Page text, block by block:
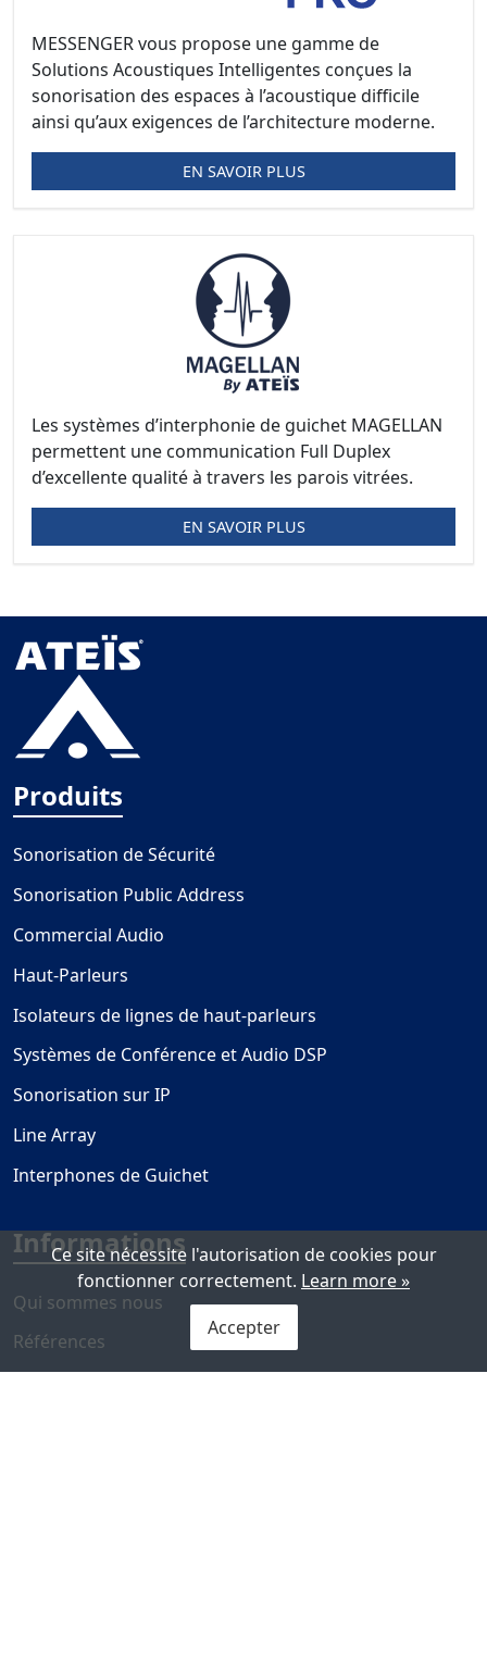
MESSENGER vous propose une gamme de
Solutions Acoustiques Intelligentes conçues la
sonorisation des espaces à l’acoustique difficile
ainsi qu’aux exigences de l’architecture moderne.
EN SAVOIR PLUS
Les systèmes d’interphonie de guichet MAGELLAN
permettent une communication Full Duplex
d’excellente qualité à travers les parois vitrées.
EN SAVOIR PLUS
Produits
Sonorisation de Sécurité
Sonorisation Public Address
Commercial Audio
Haut-Parleurs
Isolateurs de lignes de haut-parleurs
Systèmes de Conférence et Audio DSP
Sonorisation sur IP
Line Array
Interphones de Guichet
Informations
Qui sommes nous
Références
Ce site nécessite l'autorisation de cookies pour
fonctionner correctement. Learn more »
Accepter